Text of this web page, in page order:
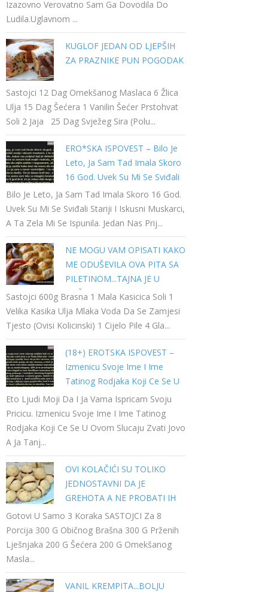
Izazovno Verovatno Sam Ga Dovodila Do
Ludila.Uglavnom ...
KUGLOF JEDAN OD LJEPŠIH
ZA PRAZNIKE PUN POGODAK
Sastojci 12 Dag Omekšanog Maslaca 6 Žlica
Ulja 15 Dag Šećera 1 Vanilin Šećer Prstohvat
Soli 2 Jaja 25 Dag Svježeg Sira (polu...
ERO*SKA ISPOVEST – Bilo Je
Leto, Ja Sam Tad Imala Skoro
16 God. Uvek Su Mi Se Sviđali
Stariji I Iskusni Muskarci…
Bilo Je Leto, Ja Sam Tad Imala Skoro 16 God.
Uvek Su Mi Se Sviđali Stariji I Iskusni Muskarci,
A Ta Zela Mi Se Ispunila. Jedan Nas Prij...
NE MOGU VAM OPISATI KAKO
ME ODUŠEVILA OVA PITA SA
PILETINOM...TAJNA JE U
NAČINU PRIPREME
Sastojci 600g Brasna 1 Mala Kasicica Soli 1
Velika Kasika Ulja Mlaka Voda Da Se Zamjesi
Tjesto (ovisi Kolicinski) 1 Cijelo Pile 4 Gla...
(18+) EROTSKA ISPOVEST –
Izmenicu Svoje Ime I Ime
Tatinog Rodjaka Koji Ce Se U
Ovom Slucaju Zvati Jovo A Ja
Tanja…
Eto Ljudi Moji Da I Ja Vama Ispricam Svoju
Pricicu. Izmenicu Svoje Ime I Ime Tatinog
Rodjaka Koji Ce Se U Ovom Slucaju Zvati Jovo
A Ja Tanj...
OVI KOLAČIĆI SU TOLIKO
JEDNOSTAVNI DA JE
GREHOTA A NE PROBATI IH
Gotovi U Samo 3 Koraka SASTOJCI Za 8
Porcija 300 G Običnog Brašna 300 G Prženih
Lješnjaka 200 G Šećera 200 G Omekšanog
Masla...
VANIL KREMPITA...BOLJU